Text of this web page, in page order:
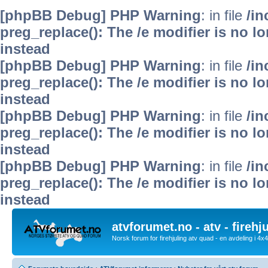
[phpBB Debug] PHP Warning: in file /
preg_replace(): The /e modifier is no
instead
[phpBB Debug] PHP Warning: in file /
preg_replace(): The /e modifier is no
instead
[phpBB Debug] PHP Warning: in file /
preg_replace(): The /e modifier is no
instead
[phpBB Debug] PHP Warning: in file /
preg_replace(): The /e modifier is no
instead
atvforumet.no - atv -
Norsk forum for firehjuling atv quad - en avdeling i